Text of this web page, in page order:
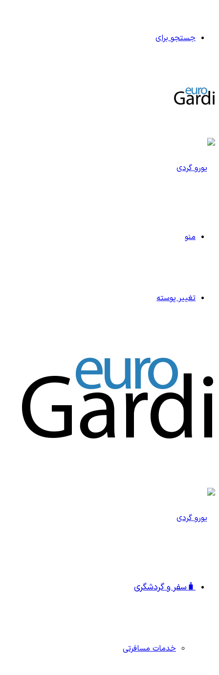
جستجو برای
منو
تغییر پوسته
🧳سفر و گردشگری
خدمات مسافرتی